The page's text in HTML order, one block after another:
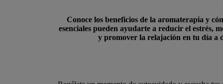
Conoce los beneficios de la aromaterapia y
esenciales pueden ayudarte a reducir el estrés,
y promover la relajación en tu día a